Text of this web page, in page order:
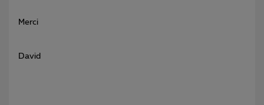
Merci
David